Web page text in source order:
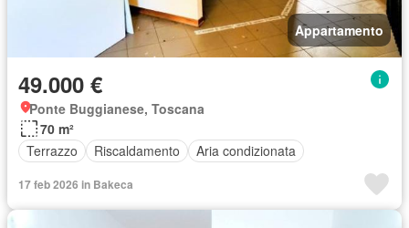
Appartamento
49.000 €
Ponte Buggianese, Toscana
70 m²
Terrazzo
Riscaldamento Aria condizionata
17 feb 2026 in Bakeca